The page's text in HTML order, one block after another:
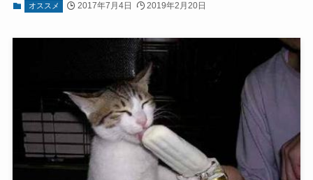
オススメ 2017年7月4日 2019年2月20日